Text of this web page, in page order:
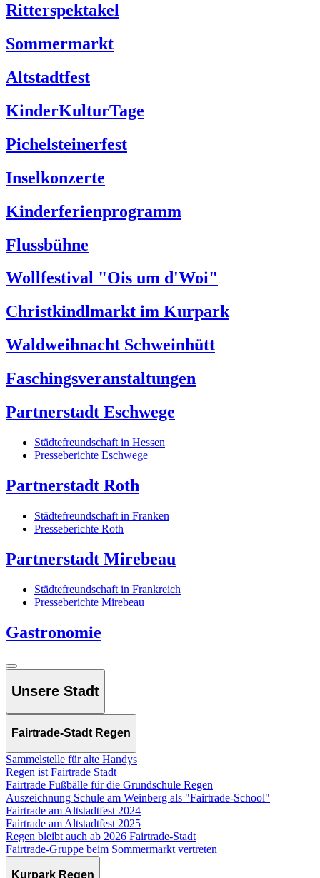
Ritterspektakel
Sommermarkt
Altstadtfest
KinderKulturTage
Pichelsteinerfest
Inselkonzerte
Kinderferienprogramm
Flussbühne
Wollfestival "Ois um d'Woi"
Christkindlmarkt im Kurpark
Waldweihnacht Schweinhütt
Faschingsveranstaltungen
Partnerstadt Eschwege
Städtefreundschaft in Hessen
Presseberichte Eschwege
Partnerstadt Roth
Städtefreundschaft in Franken
Presseberichte Roth
Partnerstadt Mirebeau
Städtefreundschaft in Frankreich
Presseberichte Mirebeau
Gastronomie
Unsere Stadt
Fairtrade-Stadt Regen
Sammelstelle für alte Handys
Regen ist Fairtrade Stadt
Fairtrade Fußbälle für die Grundschule Regen
Auszeichnung Schule am Weinberg als "Fairtrade-School"
Fairtrade am Altstadtfest 2024
Fairtrade am Altstadtfest 2025
Regen bleibt auch ab 2026 Fairtrade-Stadt
Fairtrade-Gruppe beim Sommermarkt vertreten
Kurpark Regen